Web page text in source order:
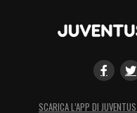
SCARICA L’APP DI